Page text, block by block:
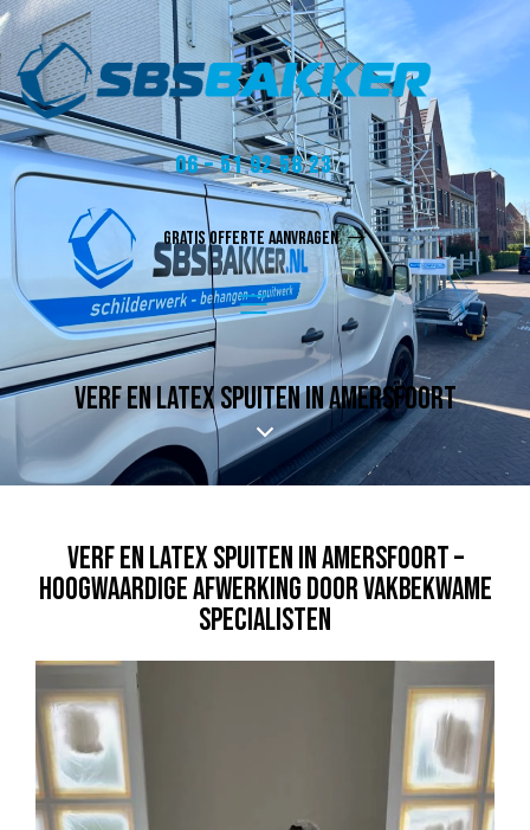
06 – 51 92 58 23
GRATIS OFFERTE AANVRAGEN
VERF EN LATEX SPUITEN IN AMERSFOORT
VERF EN LATEX SPUITEN IN AMERSFOORT –
HOOGWAARDIGE AFWERKING DOOR VAKBEKWAME
SPECIALISTEN